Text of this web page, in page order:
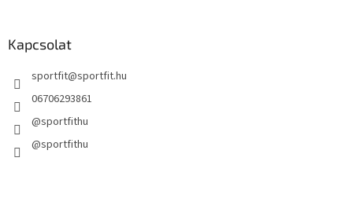
Kapcsolat
sportfit@sportfit.hu
06706293861
@sportfithu
@sportfithu